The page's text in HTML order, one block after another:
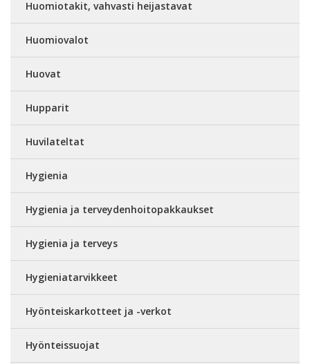
Huomiotakit, vahvasti heijastavat
Huomiovalot
Huovat
Hupparit
Huvilateltat
Hygienia
Hygienia ja terveydenhoitopakkaukset
Hygienia ja terveys
Hygieniatarvikkeet
Hyönteiskarkotteet ja -verkot
Hyönteissuojat